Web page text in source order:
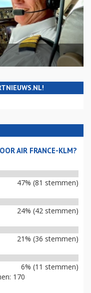
AIR FRANCE-KLM?
47% (81 stemmen)
24% (42 stemmen)
21% (36 stemmen)
6% (11 stemmen)
170